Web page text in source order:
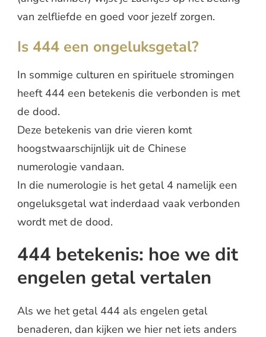
van zelfliefde en goed voor jezelf zorgen.
Is 444 een ongeluksgetal?
In sommige culturen en spirituele stromingen
heeft 444 een betekenis die verbonden is met
de dood.
Deze betekenis van drie vieren komt
hoogstwaarschijnlijk uit de Chinese
numerologie vandaan.
In die numerologie is het getal 4 namelijk een
ongeluksgetal wat inderdaad vaak verbonden
wordt met de dood.
444 betekenis: hoe we dit
engelen getal vertalen
Als we het getal 444 als engelen getal
benaderen, dan kijken we hier net iets anders